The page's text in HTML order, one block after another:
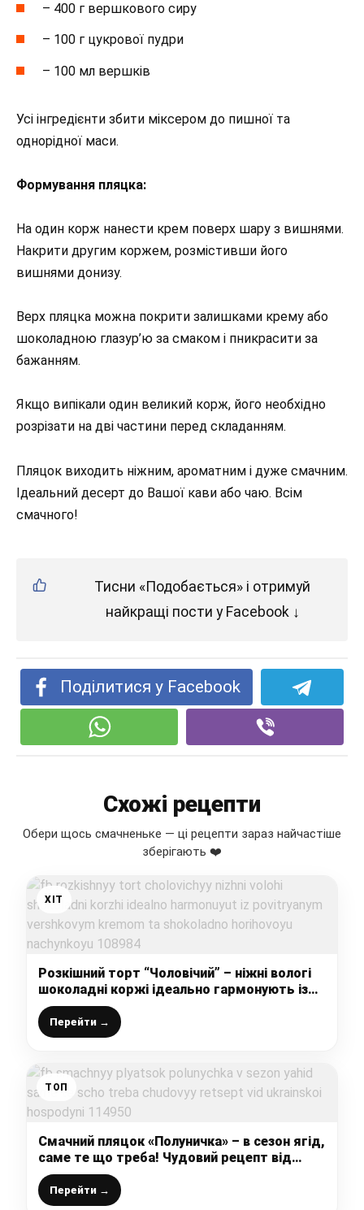
– 400 г вершкового сиру
– 100 г цукрової пудри
– 100 мл вершків
Усі інгредієнти збити міксером до пишної та
однорідної маси.
Формування пляцка:
На один корж нанести крем поверх шару з вишнями.
Накрити другим коржем, розмістивши його
вишнями донизу.
Верх пляцка можна покрити залишками крему або
шоколадною глазур’ю за смаком і пникрасити за
бажанням.
Якщо випікали один великий корж, його необхідно
розрізати на дві частини перед складанням.
Пляцок виходить ніжним, ароматним і дуже смачним.
Ідеальний десерт до Вашої кави або чаю. Всім
смачного!
Тисни «Подобається» і отримуй
найкращі пости у Facebook ↓
Поділитися у Facebook
Схожі рецепти
Обери щось смачненьке — ці рецепти зараз найчастіше
зберігають ❤️
ХІТ
Розкішний торт “Чоловічий” – ніжні вологі
шоколадні коржі ідеально гармонують із
повітряним вершковим кремом та
шоколадно-горіховою начинкою
Перейти →
ТОП
Смачний пляцок «Полуничка» – в сезон ягід,
саме те що треба! Чудовий рецепт від
української господині
Перейти →